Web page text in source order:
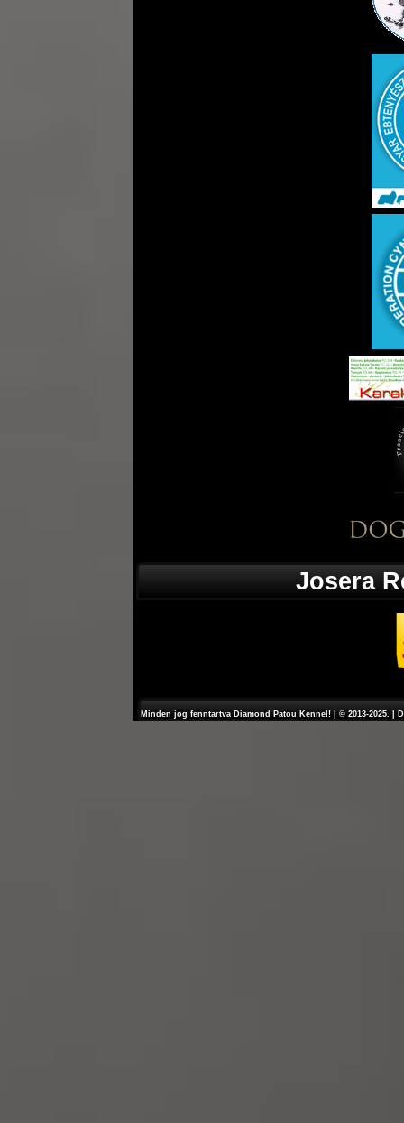
Josera
Minden jog fenntartva Diamond Patou Kennel! | © 2013-2025. |